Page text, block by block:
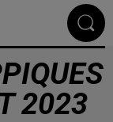
2023